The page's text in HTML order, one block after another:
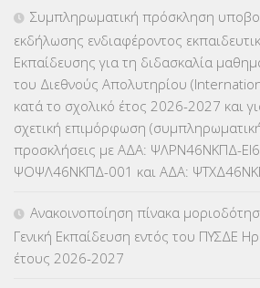
ΕΠΙΜΟΡΦΩΣΗ Τ.Π.Ε.(10)
ΕΥΡΩΠΑΪΚΑ ΠΡΟΓΡΑΜΜΑΤΑ(230)
ΚΕΣΥ (60)
ΚΕΣΥΠ(109)
ΚΠγ – ΚΡΑΤΙΚΟ ΠΙΣΤΟΠΟΙΗΤΙΚΟ
ΚΠπ- ΚΡΑΤΙΚΟ ΠΙΣΤΟΠΟΙΗΤΙΚΟ
Συμπληρωματική πρόσκληση
εκδήλωσης ενδιαφέροντος
Εκπαίδευσης για τη διδασκαλία
του Διεθνούς Απολυτηρίου
κατά το σχολικό έτος 2026-2027 και
σχετική επιμόρφωση
προσκλήσεις με ΑΔΑ: ΨΛΡΝ46ΝΚΠΔ-
ΨΟΨΛ46ΝΚΠΔ-001 και ΑΔΑ:
Ανακοινοποίηση πίνακα
Γενική Εκπαίδευση εντός του ΠΥΣΔΕ
έτους 2026-2027